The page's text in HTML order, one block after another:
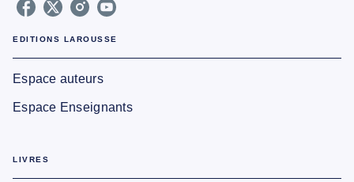
EDITIONS LAROUSSE
Espace auteurs
Espace Enseignants
LIVRES